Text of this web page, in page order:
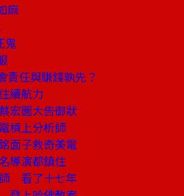
麻
鬼
任與賺錢孰先？
續航力
宏圖大告御狀
槓上分析師
面子救奇美電
導演都鎮住
看了十七年